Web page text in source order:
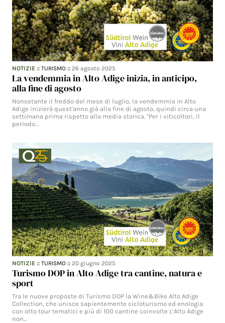
NOTIZIE ::TURISMO ::26 agosto 2025
La vendemmia in Alto Adige inizia, in anticipo,
alla fine di agosto
Nonostante il freddo del mese di luglio, la vendemmia in Alto
Adige inizierà quest'anno già alla fine di agosto, quindi circa una
settimana prima rispetto alla media storica. "Per i viticoltori, il
periodo…
NOTIZIE ::TURISMO ::20 giugno 2025
Turismo DOP in Alto Adige tra cantine, natura e
sport
Tra le nuove proposte di Turismo DOP la Wine&Bike Alto Adige
Collection, che unisce sapientemente cicloturismo ed enologia
con otto tour tematici e più di 100 cantine coinvolte L’Alto Adige
non…